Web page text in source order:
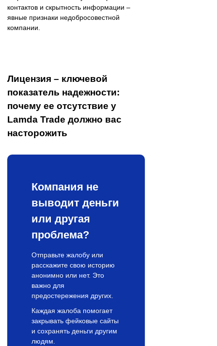
контактов и скрытность информации –
явные признаки недобросовестной
компании.
Лицензия – ключевой
показатель надежности:
почему ее отсутствие у
Lamda Trade должно вас
насторожить
Компания не
выводит деньги
или другая
проблема?
Отправьте жалобу или
расскажите свою историю
анонимно или нет. Это
важно для
предостережения других.
Каждая жалоба помогает
закрывать фейковые сайты
и сохранять деньги другим
людям.